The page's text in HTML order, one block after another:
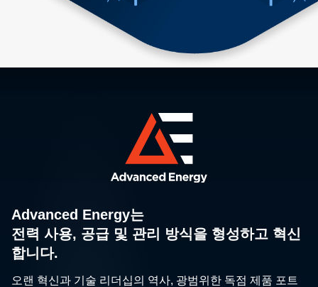
Advanced Energy는
전력 사용, 공급 및 관리 방식을 형성하고 혁신
합니다.
오랜 혁신과 기술 리더십의 역사, 광범위한 독점 제품 포트